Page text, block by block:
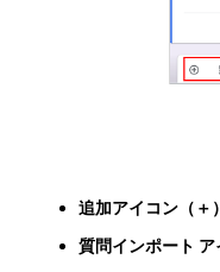
追加アイコン（＋）
質問インポート ア